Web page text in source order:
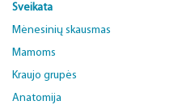
Sveikata
Mėnesinių skausmas
Mamoms
Kraujo grupės
Anatomija